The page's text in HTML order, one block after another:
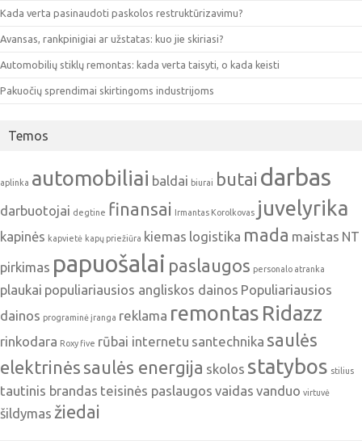
Kada verta pasinaudoti paskolos restruktūrizavimu?
Avansas, rankpinigiai ar užstatas: kuo jie skiriasi?
Automobilių stiklų remontas: kada verta taisyti, o kada keisti
Pakuočių sprendimai skirtingoms industrijoms
Temos
aplinka automobiliai baldai biurai butai darbas
darbuotojai degtine finansai Irmantas Korolkovas juvelyrika
kapinės kapvietė kapų priežiūra kiemas logistika mada maistas NT
pirkimas papuošalai paslaugos personalo atranka
plaukai populiariausios angliskos dainos Populiariausios
dainos programinė įranga reklama remontas Ridazz
rinkodara Roxy five rūbai internetu santechnika saulės
elektrinės saulės energija skolos statybos stilius
tautinis brandas teisinės paslaugos vaidas vanduo virtuvė
šildymas žiedai